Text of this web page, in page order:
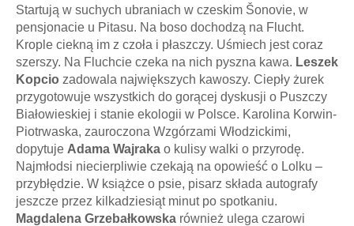
Startują w suchych ubraniach w czeskim Šonovie, w
pensjonacie u Pitasu. Na boso dochodzą na Flucht.
Krople ciekną im z czoła i płaszczy. Uśmiech jest coraz
szerszy. Na Fluchcie czeka na nich pyszna kawa. Leszek
Kopcio zadowala największych kawoszy. Ciepły żurek
przygotowuje wszystkich do gorącej dyskusji o Puszczy
Białowieskiej i stanie ekologii w Polsce. Karolina Korwin-
Piotrwaska, zauroczona Wzgórzami Włodzickimi,
dopytuje Adama Wajraka o kulisy walki o przyrodę.
Najmłodsi niecierpliwie czekają na opowieść o Lolku –
przybłędzie. W książce o psie, pisarz składa autografy
jeszcze przez kilkadziesiąt minut po spotkaniu.
Magdalena Grzebałkowska również ulega czarowi